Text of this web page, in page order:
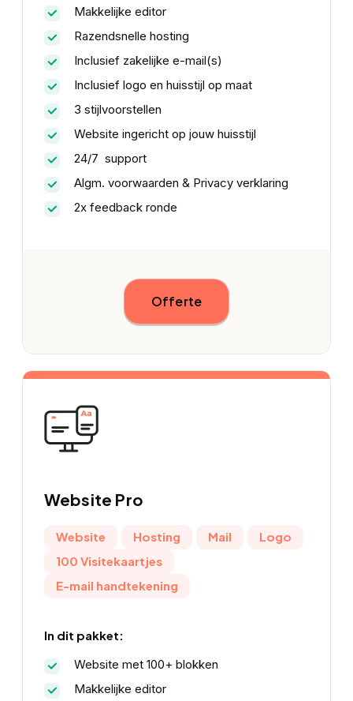
Makkelijke editor
Razendsnelle hosting
Inclusief zakelijke e-mail(s)
Inclusief logo en huisstijl op maat
3 stijlvoorstellen
Website ingericht op jouw huisstijl
24/7 support
Algm. voorwaarden & Privacy verklaring
2x feedback ronde
Offerte
Website Pro
Website Hosting Mail
Logo
100 Visitekaartjes
E-mail handtekening
In dit pakket:
Website met 100+ blokken
Makkelijke editor